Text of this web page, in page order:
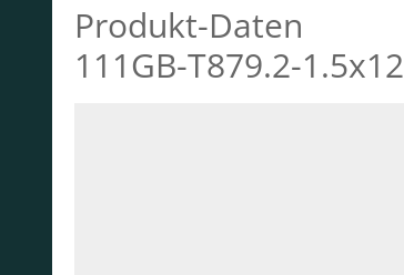
Produkt-Daten
111GB-T879.2-1.5x12